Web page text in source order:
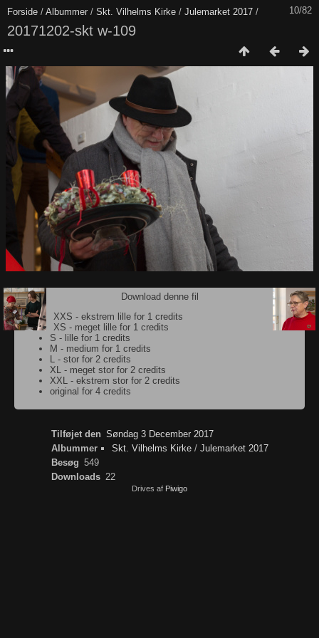
10/82
Forside / Albummer / Skt. Vilhelms Kirke / Julemarket 2017 /
20171202-skt w-109
Download denne fil
XXS - ekstrem lille for 1 credits
XS - meget lille for 1 credits
S - lille for 1 credits
M - medium for 1 credits
L - stor for 2 credits
XL - meget stor for 2 credits
XXL - ekstrem stor for 2 credits
original for 4 credits
Tilføjet den Søndag 3 December 2017
Albummer
Skt. Vilhelms Kirke/ Julemarket 2017
Besøg 549
Downloads 22
Drives af Piwigo